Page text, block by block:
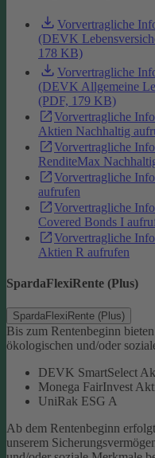
Vorvertragliche
(DEVK
178 KB)
Vorvertragliche
(DEVK Allgemeine
(PDF, 179 KB)
Vorvertragliche
Aktien Nachhaltig
Vorvertragliche
RenditeMax
Vorvertragliche
aufrufen
Vorvertragliche
Covered Bonds I
Vorvertragliche
Aktien R aufrufen
SpardaFlexiRente (Plus)
SpardaFlexiRente (Plus)
Bis zum Rentenbeginn
ökologischen und/oder
DEVK SmartSelect
Monega FairInvest
UniRak ESG A
Ab dem Rentenbeginn
unserem